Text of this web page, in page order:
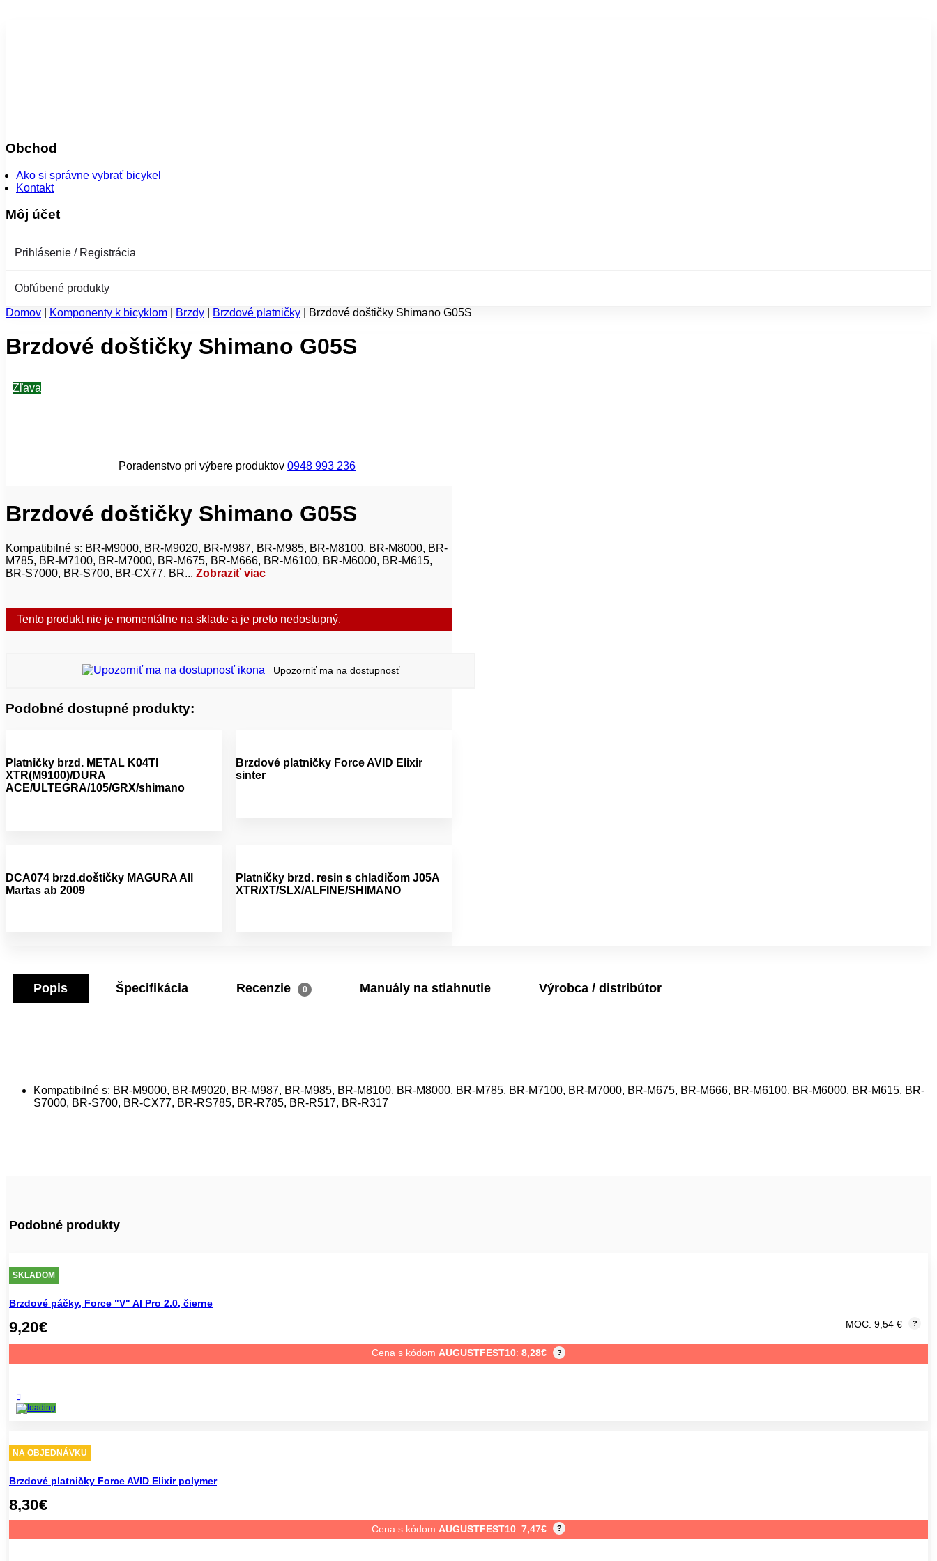
Obchod
Ako si správne vybrať bicykel
Kontakt
Môj účet
Prihlásenie / Registrácia
Obľúbené produkty
Domov Komponenty k bicyklom Brzdy Brzdové platničky Brzdové doštičky Shimano G05S
Brzdové doštičky Shimano G05S
Zľava
Poradenstvo pri výbere produktov 0948 993 236
Brzdové doštičky Shimano G05S
Kompatibilné s: BR-M9000, BR-M9020, BR-M987, BR-M985, BR-M8100, BR-M8000, BR-
M785, BR-M7100, BR-M7000, BR-M675, BR-M666, BR-M6100, BR-M6000, BR-M615,
BR-S7000, BR-S700, BR-CX77, BR... Zobraziť viac
Tento produkt nie je momentálne na sklade a je preto nedostupný.
Upozorniť ma na dostupnosť
Podobné dostupné produkty:
Platničky brzd. METAL K04TI
XTR(M9100)/DURA
ACE/ULTEGRA/105/GRX/shimano
Brzdové platničky Force AVID Elixir
sinter
DCA074 brzd.doštičky MAGURA All
Martas ab 2009
Platničky brzd. resin s chladičom J05A
XTR/XT/SLX/ALFINE/SHIMANO
Popis Špecifikácia Recenzie 0 Manuály na stiahnutie Výrobca / distribútor
Kompatibilné s: BR-M9000, BR-M9020, BR-M987, BR-M985, BR-M8100, BR-M8000, BR-M785, BR-M7100, BR-M7000, BR-M675, BR-M666, BR-M6100, BR-M6000, BR-M615, BR-
S7000, BR-S700, BR-CX77, BR-RS785, BR-R785, BR-R517, BR-R317
Podobné produkty
SKLADOM
Brzdové páčky, Force "V" Al Pro 2.0, čierne
9,20€ MOC: 9,54 € ?
Cena s kódom AUGUSTFEST10: 8,28€ ?
NA OBJEDNÁVKU
Brzdové platničky Force AVID Elixir polymer
8,30€
Cena s kódom AUGUSTFEST10: 7,47€ ?